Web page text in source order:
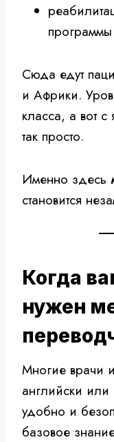
программы
Сюда едут
и Африки.
класса, а вот
так просто.
Именно здесь
становится
Когда
нужен
Многие врачи
английски или
удобно и
базовое